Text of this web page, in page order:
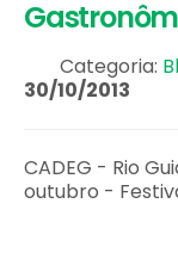
Categoria:
30/10/2013
CADEG - Rio
outubro -